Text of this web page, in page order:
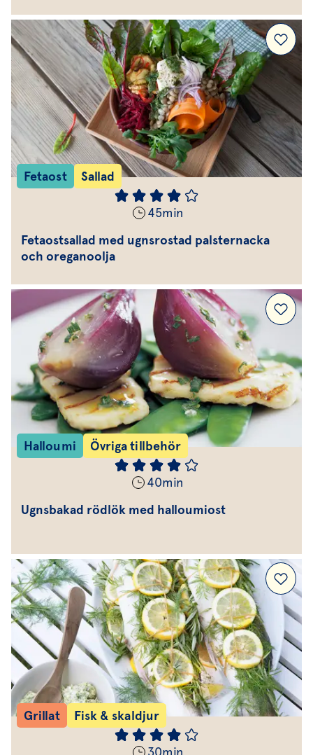
Fetaost Sallad
45min
Fetaostsallad med ugnsrostad palsternacka
och oreganoolja
Halloumi Övriga tillbehör
40min
Ugnsbakad rödlök med halloumiost
Grillat Fisk & skaldjur
30min